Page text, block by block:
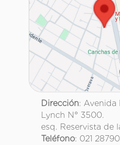
Dirección: Avenida
Lynch N° 3500.
esq. Reservista de
Teléfono: 021